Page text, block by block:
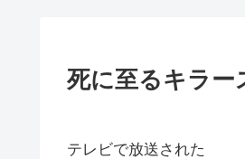
死に至るキラー
テレビで放送された